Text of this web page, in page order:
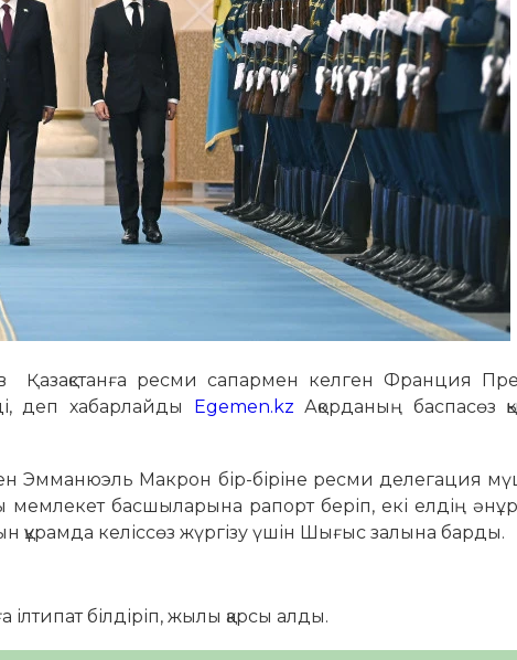
ресми сапармен келген Франция
деп хабарлайды
Egemen.kz Ақорданың баспасөз
Эмманюэль Макрон бір-біріне ресми делегация
басшыларына рапорт беріп, екі елдің
құрамда келіссөз жүргізу үшін Шығыс залына барды.
білдіріп, жылы қарсы алды.